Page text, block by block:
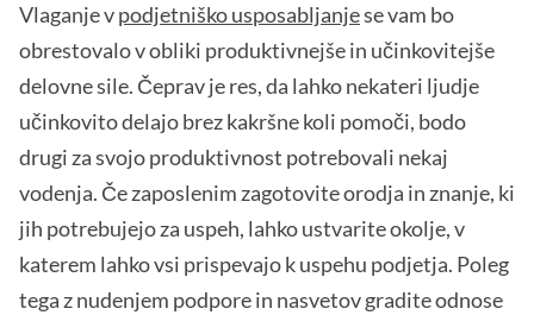
Vlaganje vpodjetniško usposabljanjese vam bo
obrestovalo v obliki produktivnejše in učinkovitejše
delovne sile. Čeprav je res, da lahko nekateri ljudje
učinkovito delajo brez kakršne koli pomoči, bodo
drugi za svojo produktivnost potrebovali nekaj
vodenja. Če zaposlenim zagotovite orodja in znanje, ki
jih potrebujejo za uspeh, lahko ustvarite okolje, v
katerem lahko vsi prispevajo k uspehu podjetja. Poleg
tega z nudenjem podpore in nasvetov gradite odnose